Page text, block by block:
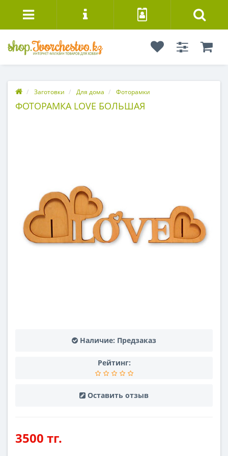
Заготовки Для дома Фоторамки
ФОТОРАМКА LOVE БОЛЬШАЯ
Наличие: Предзаказ
Рейтинг:
Оставить отзыв
3500 тг.